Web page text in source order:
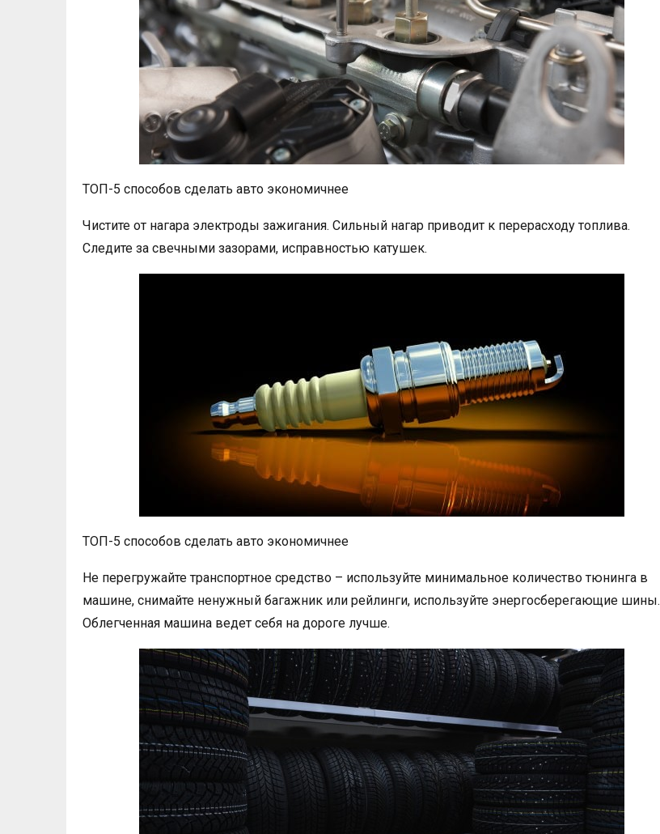
ТОП-5 способов сделать авто экономичнее
Чистите от нагара электроды зажигания. Сильный нагар приводит к перерасходу топлива.
Следите за свечными зазорами, исправностью катушек.
ТОП-5 способов сделать авто экономичнее
Не перегружайте транспортное средство – используйте минимальное количество тюнинга в
машине, снимайте ненужный багажник или рейлинги, используйте энергосберегающие шины.
Облегченная машина ведет себя на дороге лучше.